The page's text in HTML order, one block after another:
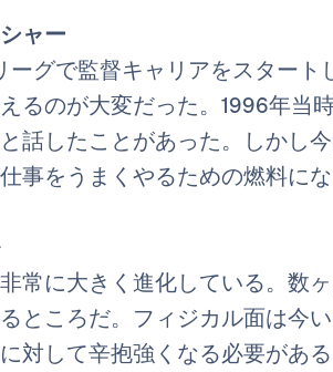
ャー
ーグで監督キャリアをスター
るのが大変だった。1996年当
話したことがあった。しかし
事をうまくやるための燃料にな
非常に大きく進化している。数
ところだ。フィジカル面は今
対して辛抱強くなる必要があ